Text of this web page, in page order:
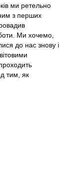
ми ретельно
з перших
Ми хочемо,
до нас знову і
тим, як